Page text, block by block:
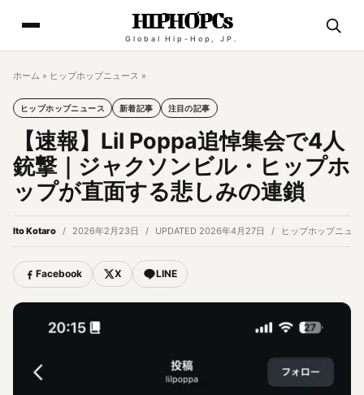
HIPHOPCs
Global Hip-Hop, JP.
ホーム » ヒップホップニュース »
ヒップホップニュース 新着記事 注目の記事
【速報】Lil Poppa追悼集会で4人
銃撃｜ジャクソンビル・ヒップホ
ップが直面する悲しみの連鎖
Ito Kotaro 2026年2月23日 UPDATED 2026年4月27日 ヒップホップニュー
Facebook X LINE